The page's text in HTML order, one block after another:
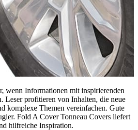
wenn Informationen mit inspirierenden
Leser profitieren von Inhalten, die neue
komplexe Themen vereinfachen. Gute
Fold A Cover Tonneau Covers liefert
hilfreiche Inspiration.